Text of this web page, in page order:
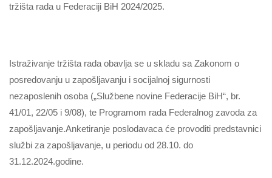
tržišta rada u Federaciji BiH 2024/2025.
Istraživanje tržišta rada obavlja se u skladu sa Zakonom o
posredovanju u zapošljavanju i socijalnoj sigurnosti
nezaposlenih osoba („Službene novine Federacije BiH“, br.
41/01, 22/05 i 9/08), te Programom rada Federalnog zavoda za
zapošljavanje.Anketiranje poslodavaca će provoditi predstavnici
službi za zapošljavanje, u periodu od 28.10. do
31.12.2024.godine.